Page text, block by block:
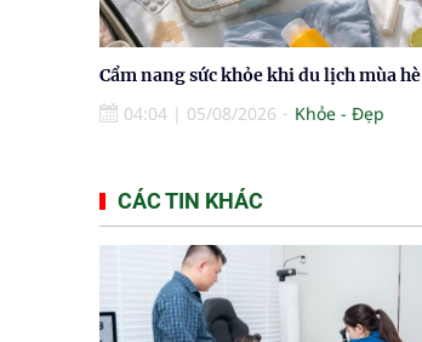
Cẩm nang sức khỏe khi du lịch mùa hè
04:04 | 05/08/2026 Khỏe - Đẹp
CÁC TIN KHÁC